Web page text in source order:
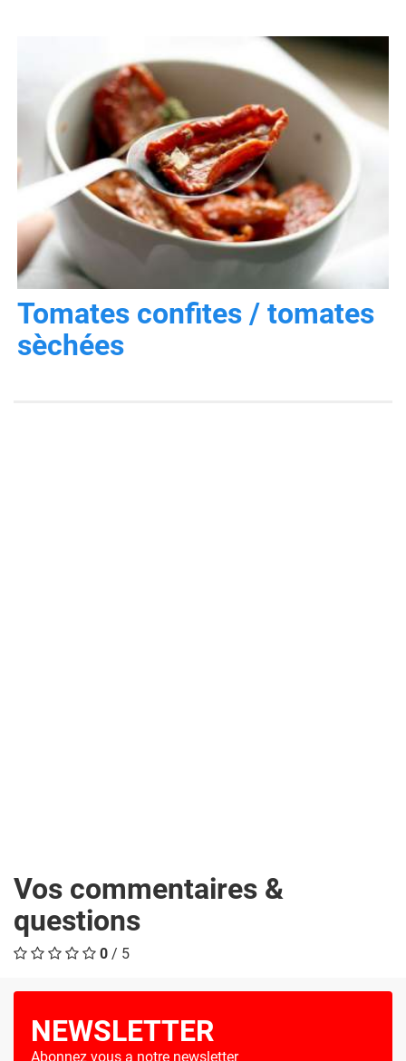
Tomates confites / tomates
sèchées
Vos commentaires &
questions
0 / 5
NEWSLETTER
Abonnez vous a notre newsletter